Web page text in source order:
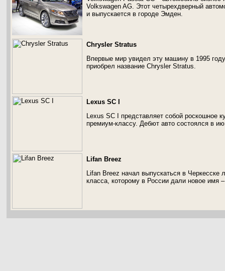
Volkswagen AG. Этот четырехдверный
и выпускается в городе Эмден.
Chrysler Stratus
Впервые мир увидел эту машину в 1995
приобрел название Chrysler Stratus.
Lexus SC I
Lexus SC I представляет собой роскошное
премиум-классу. Дебют авто состоялся в
Lifan Breez
Lifan Breez начал выпускаться в Черкесске
класса, которому в России дали новое имя